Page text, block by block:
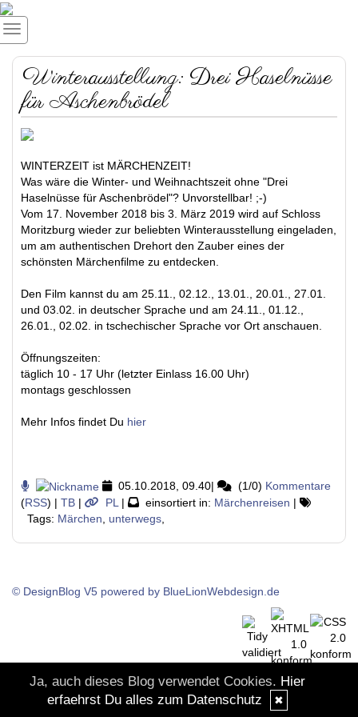
Winterausstellung: Drei Haselnüsse
für Aschenbrödel
WINTERZEIT ist MÄRCHENZEIT!
Was wäre die Winter- und Weihnachtszeit ohne "Drei
Haselnüsse für Aschenbrödel"? Unvorstellbar! ;-)
Vom 17. November 2018 bis 3. März 2019 wird auf Schloss
Moritzburg wieder zur beliebten Winterausstellung eingeladen,
um am authentischen Drehort den Zauber eines der
schönsten Märchenfilme zu entdecken.
Den Film kannst du am 25.11., 02.12., 13.01., 20.01., 27.01.
und 03.02. in deutscher Sprache und am 24.11., 01.12.,
26.01., 02.02. in tschechischer Sprache vor Ort anschauen.
Öffnungszeiten:
täglich 10 - 17 Uhr (letzter Einlass 16.00 Uhr)
montags geschlossen
Mehr Infos findet Du hier
05.10.2018, 09.40| (1/0) Kommentare
(RSS) | TB | PL| einsortiert in: Märchenreisen |
Tags: Märchen, unterwegs,
© DesignBlog V5 powered by BlueLionWebdesign.de
Ja, auch dieses Blog verwendet Cookies. Hier
erfaehrst Du alles zum Datenschutz
✖